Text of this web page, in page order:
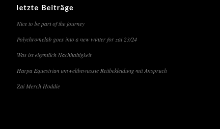
letzte Beiträge
Nice to be part of the journey
Polychromelab goes into a new winter for zai 23/24
Was ist eigentlich Nachhaltigkeit
Harpa Equestrian umweltbewusste Reitbekleidung mit Anspruch
Zai Merch Hoddie